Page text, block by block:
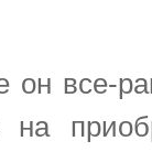
все-
на